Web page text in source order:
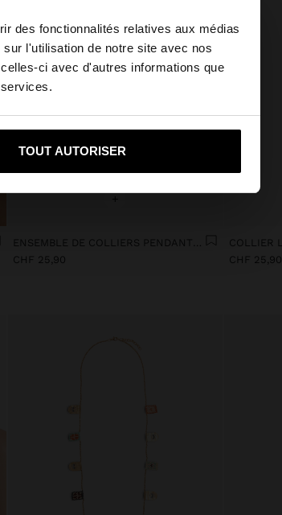
des fonctionnalités relatives aux médias
l'utilisation de notre site avec nos
ci avec d'autres informations que
TOUT AUTORISER
×
au United States?
dirigez-moi vers United States
ENSEMBLE DE COLLIERS PENDANTS GÉOMÉTRIQUES EN PIERRES
CHF 25,90
CHF 25,90